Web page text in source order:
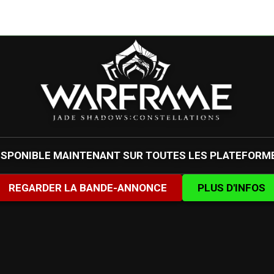
MAINTENANT SUR TOUTES LES
REGARDER LA BANDE-ANNONCE PLUS D'INFOS